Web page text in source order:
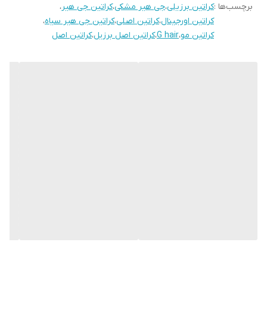
برچسب‌ها :کراتین برزیلی،جی هیر مشکی،کراتین جی هیر،
کراتین اورجینال،کراتین اصلی،کراتین جی هیر سیاه،
کراتین مو،G hair،کراتین اصل برزیل،کراتین اصل